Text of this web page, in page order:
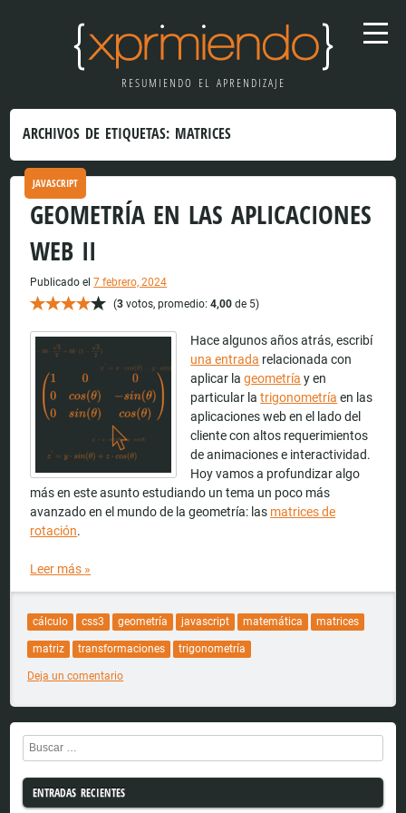
RESUMIENDO EL APRENDIZAJE
ARCHIVOS DE ETIQUETAS: MATRICES
JAVASCRIPT
GEOMETRÍA EN LAS APLICACIONES
WEB II
Publicado el7 febrero, 2024
(3 votos, promedio:4,00 de 5)
Hace algunos años atrás, escribí
una entrada relacionada con
aplicar lageometría y en
particular latrigonometría en las
aplicaciones web en el lado del
cliente con altos requerimientos
de animaciones e interactividad.
Hoy vamos a profundizar algo
más en este asunto estudiando un tema un poco más
avanzado en el mundo de la geometría: las matrices de
rotación.
Leer más »
cálculo css3 geometría javascript matemática matrices
matriz transformaciones trigonometría
Deja un comentario
Buscar
ENTRADAS RECIENTES